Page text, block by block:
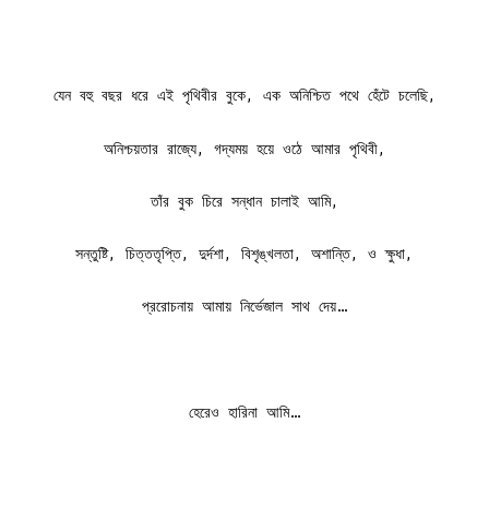
যেন বহু বছর ধরে এই পৃথিবীর বুকে, এক অনিশ্চিত পথে হেঁটে চলেছি,
অনিশ্চয়তার রাজ্যে, গদ্যময় হয়ে ওঠে আমার পৃথিবী,
তাঁর বুক চিরে সন্ধান চালাই আমি,
সন্তুষ্টি, চিত্ততৃপ্তি, দুর্দশা, বিশৃঙ্খলতা, অশান্তি, ও ক্ষুধা,
প্ররোচনায় আমায় নির্ভেজাল সাথ দেয়…
হেরেও হারিনা আমি…